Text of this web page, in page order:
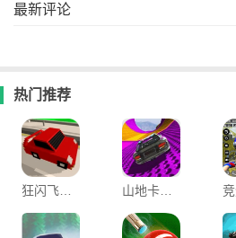
最新评论
热门推荐
狂闪飞车手游 山地卡车模拟